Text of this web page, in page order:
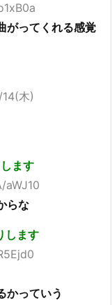
がってくれる感覚
木)
ます
らな
します
かっていう